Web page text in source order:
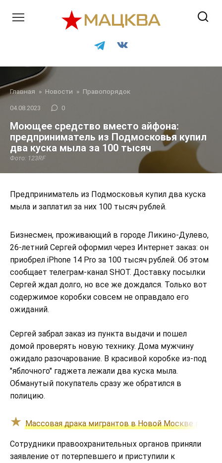
Главная » Новости » Правопорядок
04.08.2023 0
Моющее средство вместо айфона:
предприниматель из Подмосковья купил
два куска мыла за 100 тысяч
Фото: 123RF
Предприниматель из Подмосковья купил два куска
мыла и заплатил за них 100 тысяч рублей.
Бизнесмен, проживающий в городе Ликино-Дулево,
26-летний Сергей оформил через Интернет заказ: он
приобрел iPhone 14 Pro за 100 тысяч рублей. Об этом
сообщает телеграм-канал SHOT. Доставку посылки
Сергей ждал долго, но все же дождался. Только вот
содержимое коробки совсем не оправдало его
ожиданий.
Сергей забрал заказ из пункта выдачи и пошел
домой проверять новую технику. Дома мужчину
ожидало разочарование. В красивой коробке из-под
"яблочного" гаджета лежали два куска мыла.
Обманутый покупатель сразу же обратился в
полицию.
Массовая драка мигрантов в Новой Москве
Сотрудники правоохранительных органов приняли
заявление от потерпевшего и приступили к